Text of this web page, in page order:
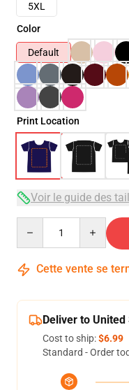
5XL
Color
Default
Print Location
Voir le guide des
Cette vente se
Deliver to United
Cost to ship:$6.99
Standard - Order